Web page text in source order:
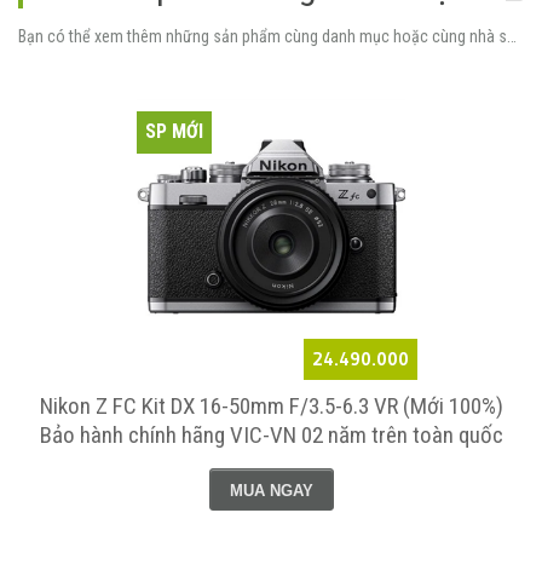
24.490.000
SP MỚI
Nikon Z FC Kit DX 16-50mm F/3.5-6.3 VR (Mới 100%)
Bảo hành chính hãng VIC-VN 02 năm trên toàn quốc
MUA NGAY